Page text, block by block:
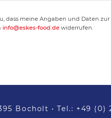
dass meine Angaben und Daten
info@eskes-food.de widerrufen.
Bocholt • Tel.: +49 (0)